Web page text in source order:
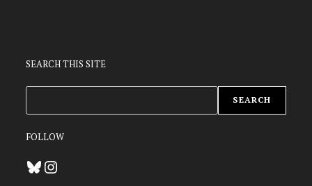
SEARCH THIS SITE
SEARCH
FOLLOW
BlueskyInstagram